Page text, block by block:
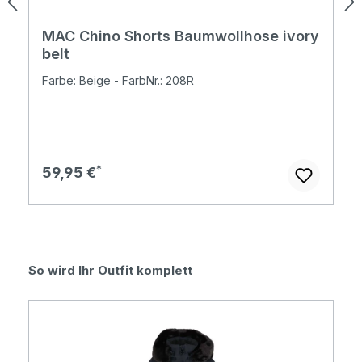
MAC Chino Shorts Baumwollhose ivory
belt
Farbe: Beige - FarbNr.: 208R
Regulärer Preis:
59,95 €
Produktgalerie überspringen
So wird Ihr Outfit komplett